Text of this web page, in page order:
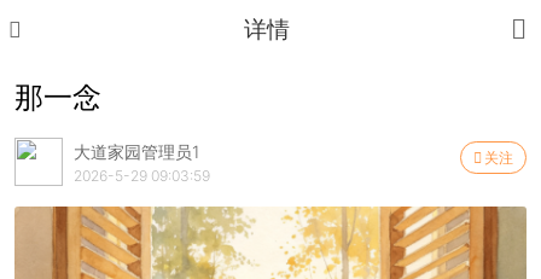
详情
那一念
关注
大道家园管理员1
2026-5-29 09:03:59